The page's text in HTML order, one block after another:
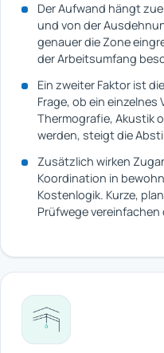
Der Aufwand hängt
und von der
genauer die Zone
der Arbeitsumfang
Ein zweiter Faktor ist
Frage, ob ein
Thermografie, Akustik
werden, steigt die
Zusätzlich wirken
Koordination in
Kostenlogik. Kurze,
Prüfwege